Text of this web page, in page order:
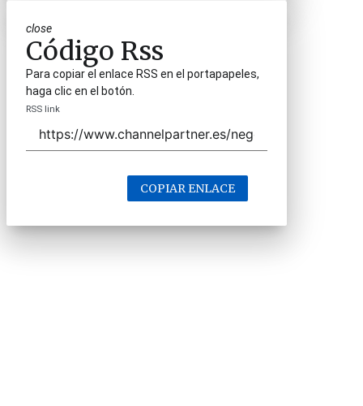
close
Código Rss
Para copiar el enlace RSS en el portapapeles,
haga clic en el botón.
RSS link
COPIAR ENLACE